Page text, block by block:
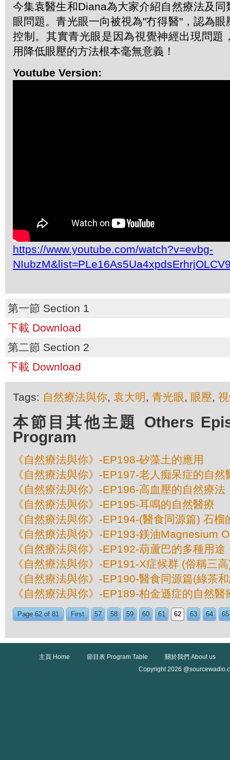
今集袁醫生和Diana為大家介紹自然療法及
眼問題。青光眼一向被視為"冇得醫"，認為
控制。其實青光眼是因為視覺神經出現問題
用降低眼壓的方法根本毫無意義！
Youtube Version:
https://www.youtube.com/watch?v=evbg-
第一節 Section 1
下載 Download
第二節 Section 2
下載 Download
Tags: 自然療法與你, 袁大明 , 青光眼, 眼壓,
本節目其他主題 Others
Program
《自然療法與你》-EP198-矽藻土的應用
《自然療法與你》-EP197-老人痴呆症的自然
《自然療法與你》-EP196-高血壓的自然療法
《自然療法與你》-EP195-耳鳴的自然醫療
《自然療法與你》-EP194-(醫食同源篇) 石榴
《自然療法與你》-EP193-鎂油Magnesium
《自然療法與你》-EP192-葫蘆巴的多種用途
《自然療法與你》-EP191-X症候群 (俗稱三
《自然療法與你》-EP190-醫食同源篇(綠茶
《自然療法與你》-EP189-柏金遜症的自然醫
Page 62 of 81 First 57 58 59 60 61 62 63 64 65
主頁 Home 節目表 Program Table
關於我們 About us
Copyright 2026